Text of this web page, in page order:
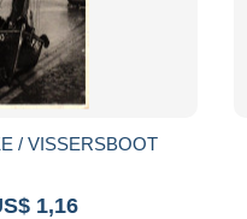
/ VISSERSBOOT
1,16